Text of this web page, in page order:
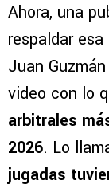
Ahora, una
respaldar
Juan
video con lo
arbitrales
2026. Lo
jugadas